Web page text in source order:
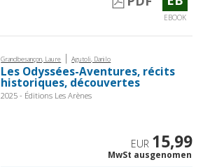
EBOOK
Grandbesançon, Laure | Agutoli, Danilo
Les Odyssées-Aventures, récits
historiques, découvertes
2025 - Éditions Les Arènes
EUR 15,99
MwSt ausgenomen